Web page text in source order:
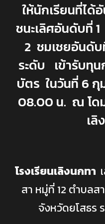
ให้นักเรียนที่ไ
ชนะเลิศอันดับที่
2 ชมเชยอันดั
ระดับ เข้ารับทุน
บัตร ในวันที่ 6 กุ
08.00 น. ณ โดม
เลิ
โรงเรียนเลิงนกทา
สา หมู่ที่ 12 ตำบลส
จังหวัดยโสธร